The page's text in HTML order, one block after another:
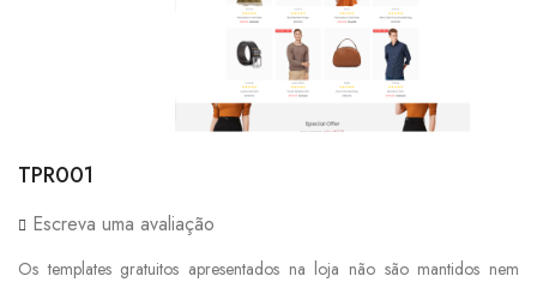
TPR001
Escreva uma avaliação
Os templates gratuitos apresentados na loja não são mantidos nem